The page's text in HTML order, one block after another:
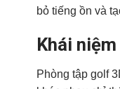
bỏ tiếng ồn và
Khái
Phòng tập golf